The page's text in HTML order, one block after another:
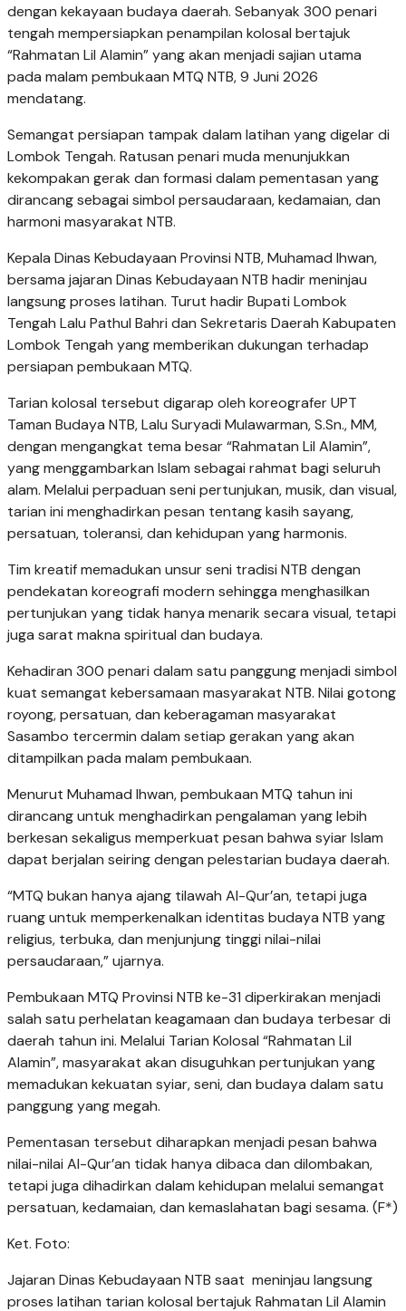
dengan kekayaan budaya daerah. Sebanyak 300 penari
tengah mempersiapkan penampilan kolosal bertajuk
“Rahmatan Lil Alamin” yang akan menjadi sajian utama
pada malam pembukaan MTQ NTB, 9 Juni 2026
mendatang.
Semangat persiapan tampak dalam latihan yang digelar di
Lombok Tengah. Ratusan penari muda menunjukkan
kekompakan gerak dan formasi dalam pementasan yang
dirancang sebagai simbol persaudaraan, kedamaian, dan
harmoni masyarakat NTB.
Kepala Dinas Kebudayaan Provinsi NTB, Muhamad Ihwan,
bersama jajaran Dinas Kebudayaan NTB hadir meninjau
langsung proses latihan. Turut hadir Bupati Lombok
Tengah Lalu Pathul Bahri dan Sekretaris Daerah Kabupaten
Lombok Tengah yang memberikan dukungan terhadap
persiapan pembukaan MTQ.
Tarian kolosal tersebut digarap oleh koreografer UPT
Taman Budaya NTB, Lalu Suryadi Mulawarman, S.Sn., MM,
dengan mengangkat tema besar “Rahmatan Lil Alamin”,
yang menggambarkan Islam sebagai rahmat bagi seluruh
alam. Melalui perpaduan seni pertunjukan, musik, dan visual,
tarian ini menghadirkan pesan tentang kasih sayang,
persatuan, toleransi, dan kehidupan yang harmonis.
Tim kreatif memadukan unsur seni tradisi NTB dengan
pendekatan koreografi modern sehingga menghasilkan
pertunjukan yang tidak hanya menarik secara visual, tetapi
juga sarat makna spiritual dan budaya.
Kehadiran 300 penari dalam satu panggung menjadi simbol
kuat semangat kebersamaan masyarakat NTB. Nilai gotong
royong, persatuan, dan keberagaman masyarakat
Sasambo tercermin dalam setiap gerakan yang akan
ditampilkan pada malam pembukaan.
Menurut Muhamad Ihwan, pembukaan MTQ tahun ini
dirancang untuk menghadirkan pengalaman yang lebih
berkesan sekaligus memperkuat pesan bahwa syiar Islam
dapat berjalan seiring dengan pelestarian budaya daerah.
“MTQ bukan hanya ajang tilawah Al-Qur’an, tetapi juga
ruang untuk memperkenalkan identitas budaya NTB yang
religius, terbuka, dan menjunjung tinggi nilai-nilai
persaudaraan,” ujarnya.
Pembukaan MTQ Provinsi NTB ke-31 diperkirakan menjadi
salah satu perhelatan keagamaan dan budaya terbesar di
daerah tahun ini. Melalui Tarian Kolosal “Rahmatan Lil
Alamin”, masyarakat akan disuguhkan pertunjukan yang
memadukan kekuatan syiar, seni, dan budaya dalam satu
panggung yang megah.
Pementasan tersebut diharapkan menjadi pesan bahwa
nilai-nilai Al-Qur’an tidak hanya dibaca dan dilombakan,
tetapi juga dihadirkan dalam kehidupan melalui semangat
persatuan, kedamaian, dan kemaslahatan bagi sesama. (F*)
Ket. Foto:
Jajaran Dinas Kebudayaan NTB saat meninjau langsung
proses latihan tarian kolosal bertajuk Rahmatan Lil Alamin